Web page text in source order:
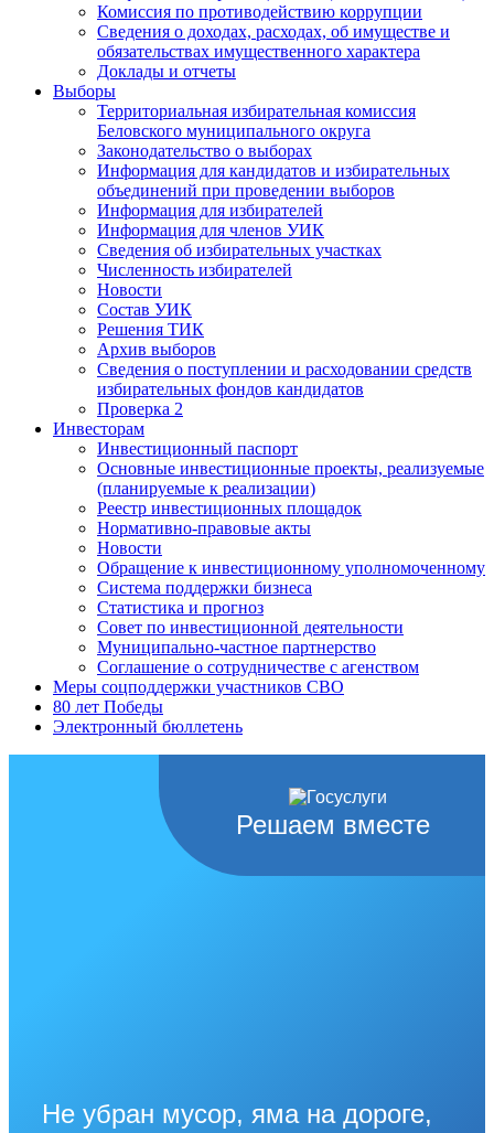
Комиссия по противодействию коррупции
Сведения о доходах, расходах, об имуществе и
обязательствах имущественного характера
Доклады и отчеты
Выборы
Территориальная избирательная комиссия
Беловского муниципального округа
Законодательство о выборах
Информация для кандидатов и избирательных
объединений при проведении выборов
Информация для избирателей
Информация для членов УИК
Сведения об избирательных участках
Численность избирателей
Новости
Состав УИК
Решения ТИК
Архив выборов
Сведения о поступлении и расходовании средств
избирательных фондов кандидатов
Проверка 2
Инвесторам
Инвестиционный паспорт
Основные инвестиционные проекты, реализуемые
(планируемые к реализации)
Реестр инвестиционных площадок
Нормативно-правовые акты
Новости
Обращение к инвестиционному уполномоченному
Система поддержки бизнеса
Статистика и прогноз
Совет по инвестиционной деятельности
Муниципально-частное партнерство
Соглашение о сотрудничестве с агенством
Меры соцподдержки участников СВО
80 лет Победы
Электронный бюллетень
Решаем вместе
Не убран мусор, яма на дороге,